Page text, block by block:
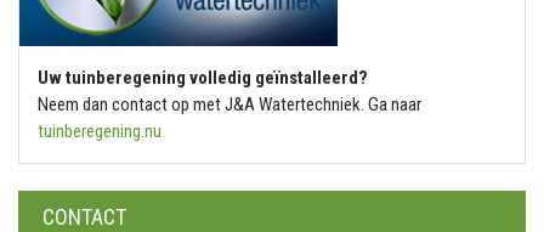
Uw tuinberegening volledig geïnstalleerd?
Neem dan contact op met J&A Watertechniek. Ga naar
tuinberegening.nu
CONTACT